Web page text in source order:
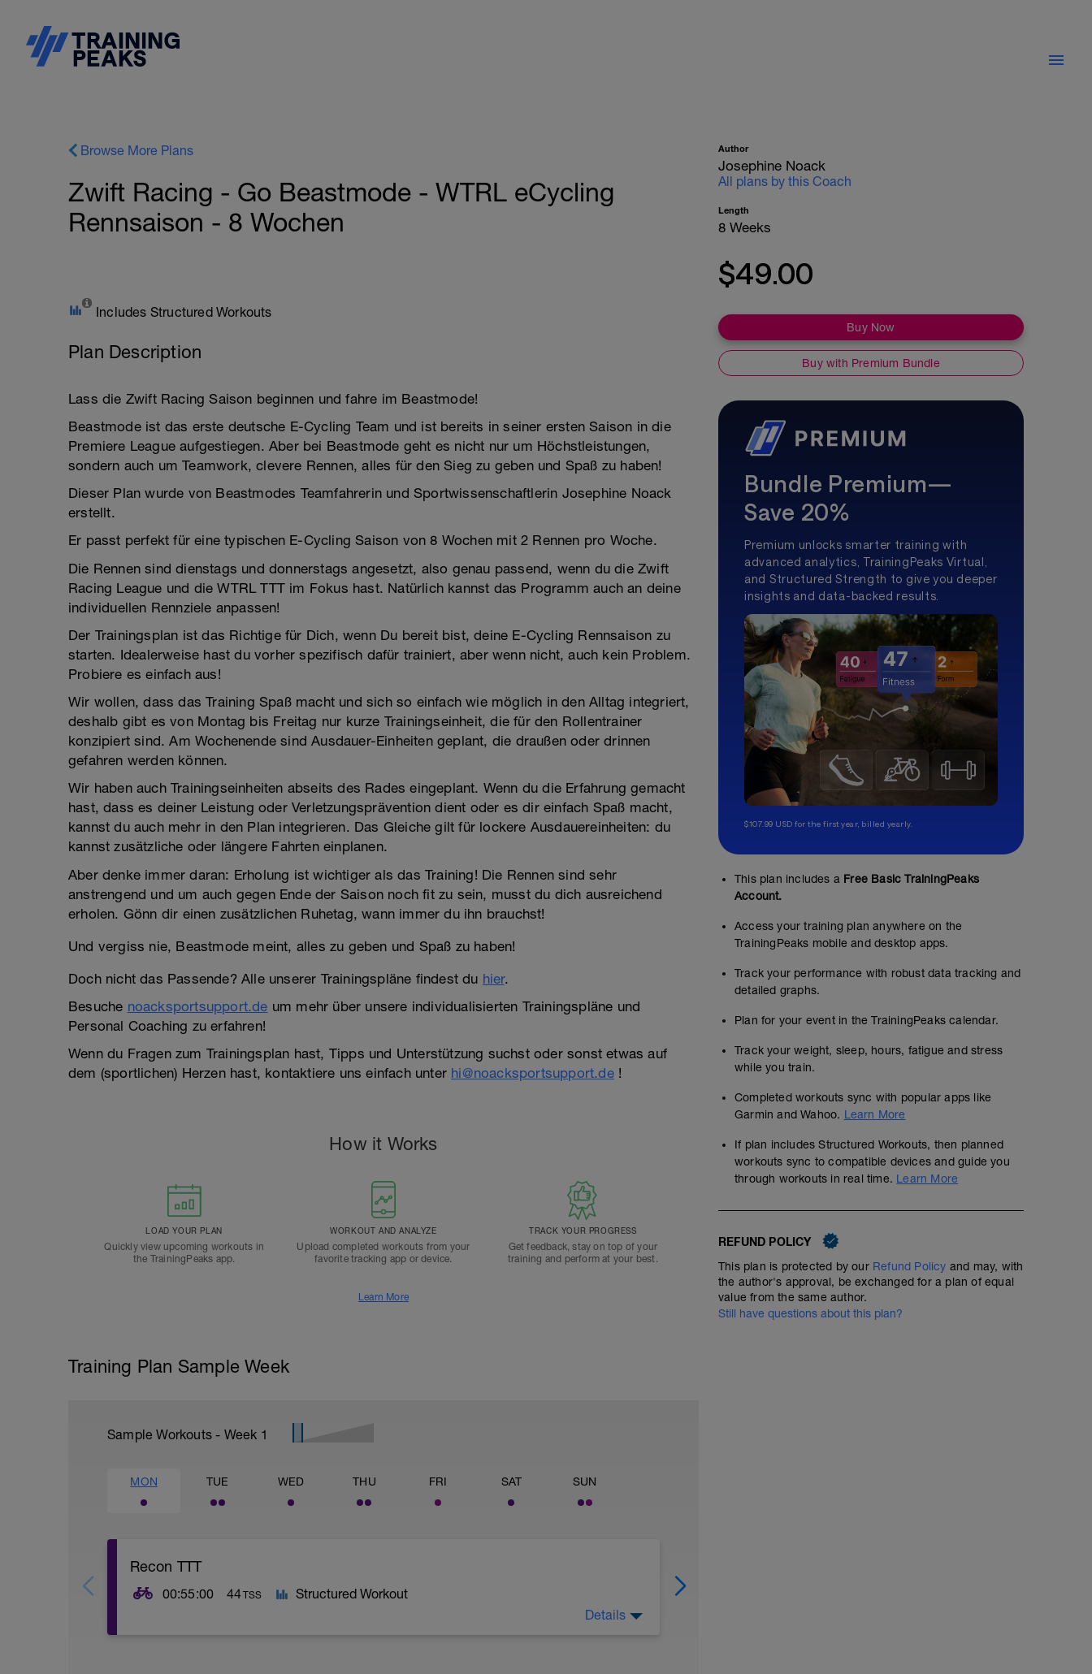
Browse More Plans
Zwift Racing - Go Beastmode - WTRL eCycling
Rennsaison - 8 Wochen
Includes Structured Workouts
Plan Description
Lass die Zwift Racing Saison beginnen und fahre im Beastmode!
Beastmode ist das erste deutsche E-Cycling Team und ist bereits in seiner ersten Saison in die
Premiere League aufgestiegen. Aber bei Beastmode geht es nicht nur um Höchstleistungen,
sondern auch um Teamwork, clevere Rennen, alles für den Sieg zu geben und Spaß zu haben!
Dieser Plan wurde von Beastmodes Teamfahrerin und Sportwissenschaftlerin Josephine Noack
erstellt.
Er passt perfekt für eine typischen E-Cycling Saison von 8 Wochen mit 2 Rennen pro Woche.
Die Rennen sind dienstags und donnerstags angesetzt, also genau passend, wenn du die Zwift
Racing League und die WTRL TTT im Fokus hast. Natürlich kannst das Programm auch an deine
individuellen Rennziele anpassen!
Der Trainingsplan ist das Richtige für Dich, wenn Du bereit bist, deine E-Cycling Rennsaison zu
starten. Idealerweise hast du vorher spezifisch dafür trainiert, aber wenn nicht, auch kein Problem.
Probiere es einfach aus!
Wir wollen, dass das Training Spaß macht und sich so einfach wie möglich in den Alltag integriert,
deshalb gibt es von Montag bis Freitag nur kurze Trainingseinheit, die für den Rollentrainer
konzipiert sind. Am Wochenende sind Ausdauer-Einheiten geplant, die draußen oder drinnen
gefahren werden können.
Wir haben auch Trainingseinheiten abseits des Rades eingeplant. Wenn du die Erfahrung gemacht
hast, dass es deiner Leistung oder Verletzungsprävention dient oder es dir einfach Spaß macht,
kannst du auch mehr in den Plan integrieren. Das Gleiche gilt für lockere Ausdauereinheiten: du
kannst zusätzliche oder längere Fahrten einplanen.
Aber denke immer daran: Erholung ist wichtiger als das Training! Die Rennen sind sehr
anstrengend und um auch gegen Ende der Saison noch fit zu sein, musst du dich ausreichend
erholen. Gönn dir einen zusätzlichen Ruhetag, wann immer du ihn brauchst!
Und vergiss nie, Beastmode meint, alles zu geben und Spaß zu haben!
Doch nicht das Passende? Alle unserer Trainingspläne findest du hier.
Besuche noacksportsupport.de um mehr über unsere individualisierten Trainingspläne und
Personal Coaching zu erfahren!
Wenn du Fragen zum Trainingsplan hast, Tipps und Unterstützung suchst oder sonst etwas auf
dem (sportlichen) Herzen hast, kontaktiere uns einfach unter hi@noacksportsupport.de!
How it Works
LOAD YOUR PLAN
Quickly view upcoming workouts in
the TrainingPeaks app.
WORKOUT AND ANALYZE
Upload completed workouts from your
favorite tracking app or device.
TRACK YOUR PROGRESS
Get feedback, stay on top of your
training and perform at your best.
Learn More
Training Plan Sample Week
Sample Workouts - Week 1
MON TUE WED THU FRI SAT SUN
Recon TTT
00:55:00 44TSS Structured Workout
Details
Author
Josephine Noack
All plans by this Coach
Length
8 Weeks
$49.00
Buy Now
Buy with Premium Bundle
Bundle Premium—
Save 20%
Premium unlocks smarter training with
advanced analytics, TrainingPeaks Virtual,
and Structured Strength to give you deeper
insights and data-backed results.
$107.99 USD for the first year, billed yearly.
This plan includes a Free Basic TrainingPeaks
Account.
Access your training plan anywhere on the
TrainingPeaks mobile and desktop apps.
Track your performance with robust data tracking and
detailed graphs.
Plan for your event in the TrainingPeaks calendar.
Track your weight, sleep, hours, fatigue and stress
while you train.
Completed workouts sync with popular apps like
Garmin and Wahoo. Learn More
If plan includes Structured Workouts, then planned
workouts sync to compatible devices and guide you
through workouts in real time. Learn More
REFUND POLICY
This plan is protected by our Refund Policy and may, with
the author's approval, be exchanged for a plan of equal
value from the same author.
Still have questions about this plan?